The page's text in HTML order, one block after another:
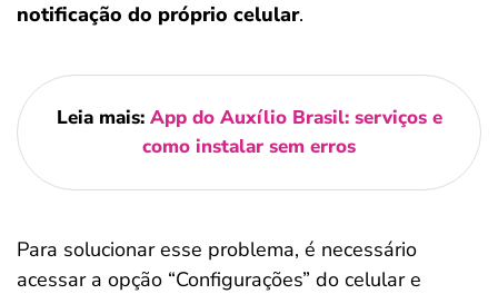
notificação do próprio celular.
Leia mais: App do Auxílio Brasil: serviços e
como instalar sem erros
Para solucionar esse problema, é necessário
acessar a opção “Configurações” do celular e